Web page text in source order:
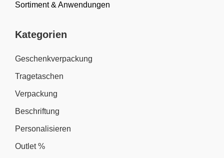
Sortiment & Anwendungen
Kategorien
Geschenkverpackung
Tragetaschen
Verpackung
Beschriftung
Personalisieren
Outlet %